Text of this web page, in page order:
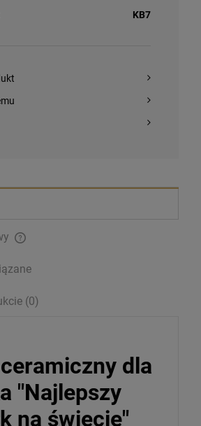
KB7
(0)
dla
"Najlepszy
na świecie"